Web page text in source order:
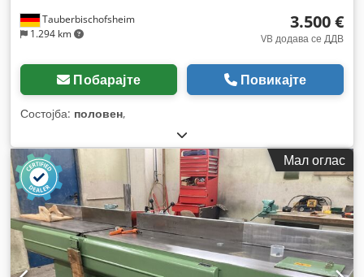
Tauberbischofsheim
1.294 km
3.500 €
VB додава се ДДВ
Побарајте Повикајте
Состојба: половен,
Мал оглас